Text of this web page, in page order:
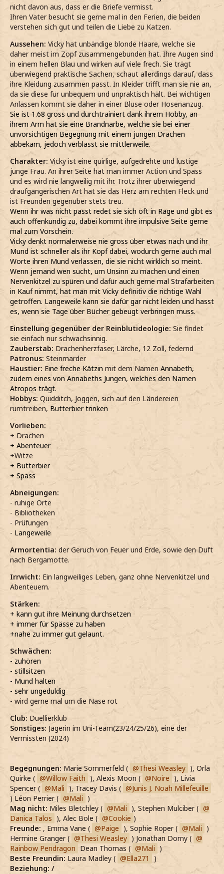
nicht davon aus, dass er die Briefe vermisst.
Ihren Vater besucht sie gerne mal in den Ferien, die beiden
verstehen sich gut und teilen die Liebe zu Katzen.
Aussehen: Vicky hat unbändige blonde Haare, welche sie
daher meist im Zopf zusammengebunden hat. Ihre Augen sind
in einem hellen Blau und wirken auf viele frech. Sie trägt
überwiegend praktische Sachen, schaut allerdings darauf, dass
ihre Kleidung zusammen passt. In Kleider trifft man sie nie an,
da sie diese für unbequem und unpraktisch hält. Bei wichtigen
Anlässen kommt sie daher in einer Bluse oder Hosenanzug.
Sie ist 1.68 gross und durchtrainiert dank ihrem Hobby, an
ihrem Arm hat sie eine Brandnarbe, welche sie bei einer
unvorsichtigen Begegnung mit einem jungen Drachen
abbekam, jedoch verblasst sie mittlerweile.
Charakter: Vicky ist eine quirlige, aufgedrehte und lustige
junge Frau. An ihrer Seite hat man immer Action und Spass
und es wird nie langweilig mit ihr. Trotz ihrer überwiegend
draufgängerischen Art hat sie das Herz am rechten Fleck und
ist Freunden gegenüber stets treu.
Wenn ihr was nicht passt redet sie sich oft in Rage und gibt es
auch offenkundig zu, dabei kommt ihre impulsive Seite gerne
mal zum Vorschein.
Vicky denkt normalerweise nie gross über etwas nach und ihr
Mund ist schneller als ihr Kopf dabei, wodurch gerne auch mal
Worte ihren Mund verlassen, die sie nicht wirklich so meint.
Wenn jemand wen sucht, um Unsinn zu machen und einen
Nervenkitzel zu spüren und dafür auch gerne mal Strafarbeiten
in Kauf nimmt, hat man mit Vicky definitiv die richtige Wahl
getroffen. Langeweile kann sie dafür gar nicht leiden und hasst
es, wenn sie Tage über Bücher gebeugt verbringen muss.
Einstellung gegenüber der Reinblutideologie: Sie findet
sie einfach nur schwachsinnig.
Zauberstab: Drachenherzfaser, Lärche, 12 Zoll, federnd
Patronus: Steinmarder
Haustier: Eine freche Kätzin mit dem Namen Annabeth,
zudem eines von Annabeths Jungen, welches den Namen
Atropos trägt.
Hobbys: Quidditch, Joggen, sich auf den Ländereien
rumtreiben, Butterbier trinken
Vorlieben:
+ Drachen
+ Abenteuer
+Witze
+ Butterbier
+ Spass
Abneigungen:
- ruhige Orte
- Bibliotheken
- Prüfungen
- Langeweile
Armortentia: der Geruch von Feuer und Erde, sowie den Duft
nach Bergamotte.
Irrwicht: Ein langweiliges Leben, ganz ohne Nervenkitzel und
Abenteuern.
Stärken:
+ kann gut ihre Meinung durchsetzen
+ immer für Spässe zu haben
+nahe zu immer gut gelaunt.
Schwächen:
- zuhören
- stillsitzen
- Mund halten
- sehr ungeduldig
- wird gerne mal um die Nase rot
Club: Duellierklub
Sonstiges: Jägerin im Uni-Team(23/24/25/26), eine der
Vermissten (2024)
Begegnungen: Marie Sommerfeld ( Thesi Weasley ), Orla
Quirke (
Willow Faith ), Alexis Moon ( Noire ), Livia
Spencer (
Mali ), Tracey Davis (
Junis J. Noah Millefeuille
) Léon Perrier (
Mali )
Mag nicht: Miles Bletchley ( Mali ), Stephen Mulciber (
Danica Talos ), Alec Bole ( Cookie )
Freunde: , Emma Vane ( Paige ), Sophie Roper ( Mali )
Hermine Granger (
Thesi Weasley ) Jonathan Dorny (
Rainbow Pendragon Dean Thomas ( Mali )
Beste Freundin: Laura Madley ( Ella271
)
Beziehung: /